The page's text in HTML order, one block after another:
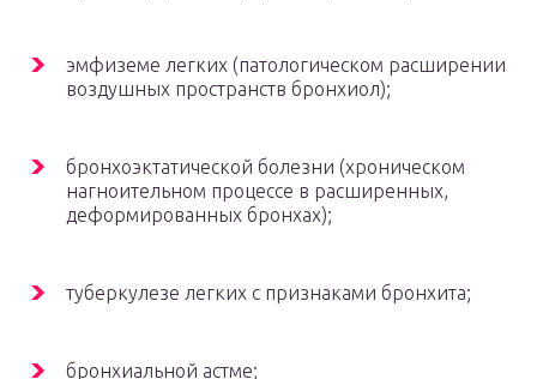
эмфиземе легких (патологическом расширении
воздушных пространств бронхиол);
бронхоэктатической болезни (хроническом
нагноительном процессе в расширенных,
деформированных бронхах);
туберкулезе легких с признаками бронхита;
бронхиальной астме;